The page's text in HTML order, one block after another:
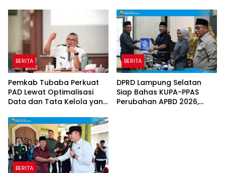
Ketenagakerjaan
BERITA
Pemkab Tubaba Perkuat
PAD Lewat Optimalisasi
Data dan Tata Kelola yang
BERITA
DPRD Lampung Selatan
Siap Bahas KUPA-PPAS
Perubahan APBD 2026,
BERITA